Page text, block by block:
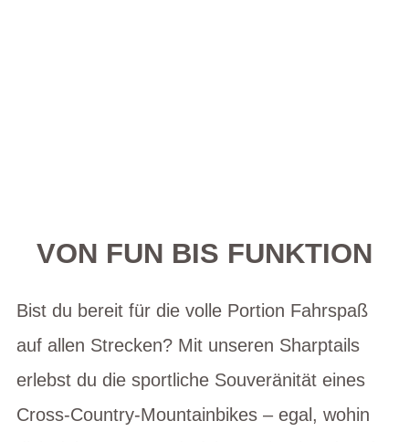
VON FUN BIS FUNKTION
Bist du bereit für die volle Portion Fahrspaß
auf allen Strecken? Mit unseren Sharptails
erlebst du die sportliche Souveränität eines
Cross-Country-Mountainbikes – egal, wohin